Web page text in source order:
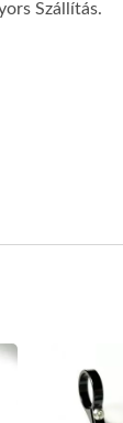
Szállítás.